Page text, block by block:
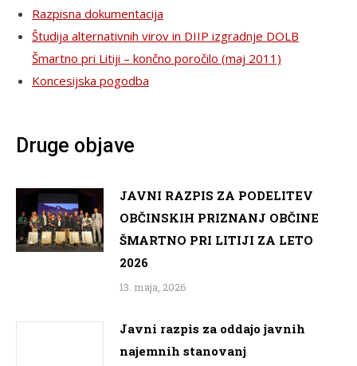
Razpisna dokumentacija
Študija alternativnih virov in DIIP izgradnje DOLB
Šmartno pri Litiji – končno poročilo (maj 2011)
Koncesijska pogodba
Druge objave
JAVNI RAZPIS ZA PODELITEV
OBČINSKIH PRIZNANJ OBČINE
ŠMARTNO PRI LITIJI ZA LETO
2026
13. maja, 2026
Javni razpis za oddajo javnih
najemnih stanovanj